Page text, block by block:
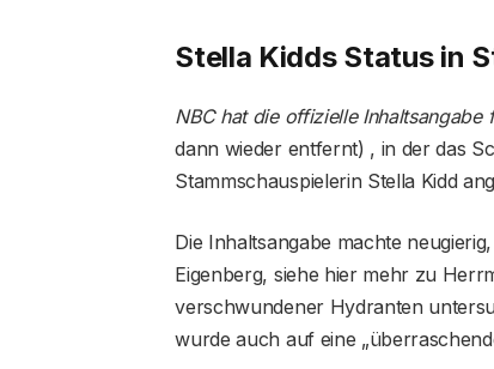
Stella Kidds Status in
NBC hat die offizielle Inhaltsangabe
dann wieder entfernt) , in der das
Stammschauspielerin Stella Kidd
Die Inhaltsangabe machte
Eigenberg, siehe hier mehr zu
verschwundener Hydranten
wurde auch auf eine